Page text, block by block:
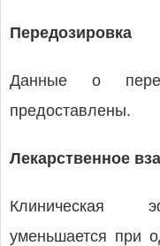
Передозировка
Данные о
предоставлены.
Лекарственное
Клиническая
уменьшается при